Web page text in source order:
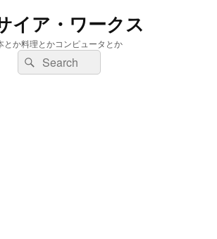
イア・ワークス
とか料理とかコンピュータとか
検
索:
検
索